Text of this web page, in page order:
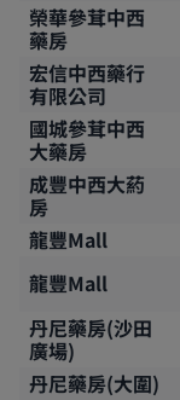
榮華參茸中西
藥房
宏信中西藥行
有限公司
國城參茸中西
大藥房
成豐中西大葯
房
龍豐Mall
龍豐Mall
丹尼藥房(沙田
廣場)
丹尼藥房(大圍)